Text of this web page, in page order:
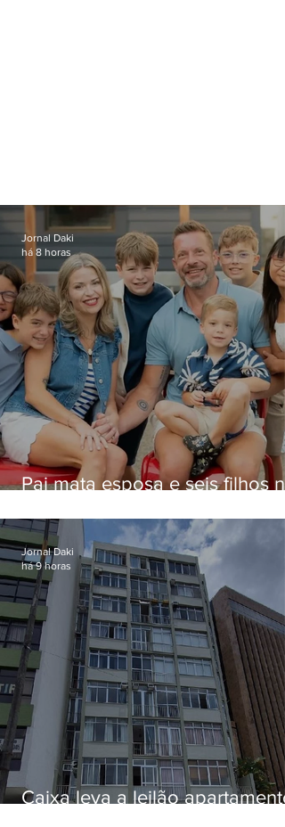
Pai mata esposa e seis filhos
Jornal Daki
há 8 horas
Caixa leva a leilão apartamento
Jornal Daki
há 9 horas